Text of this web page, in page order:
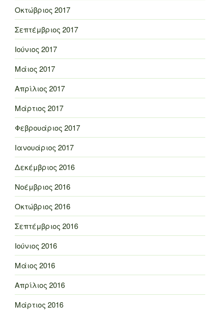
Οκτώβριος 2017
Σεπτέμβριος 2017
Ιούνιος 2017
Μάιος 2017
Απρίλιος 2017
Μάρτιος 2017
Φεβρουάριος 2017
Ιανουάριος 2017
Δεκέμβριος 2016
Νοέμβριος 2016
Οκτώβριος 2016
Σεπτέμβριος 2016
Ιούνιος 2016
Μάιος 2016
Απρίλιος 2016
Μάρτιος 2016